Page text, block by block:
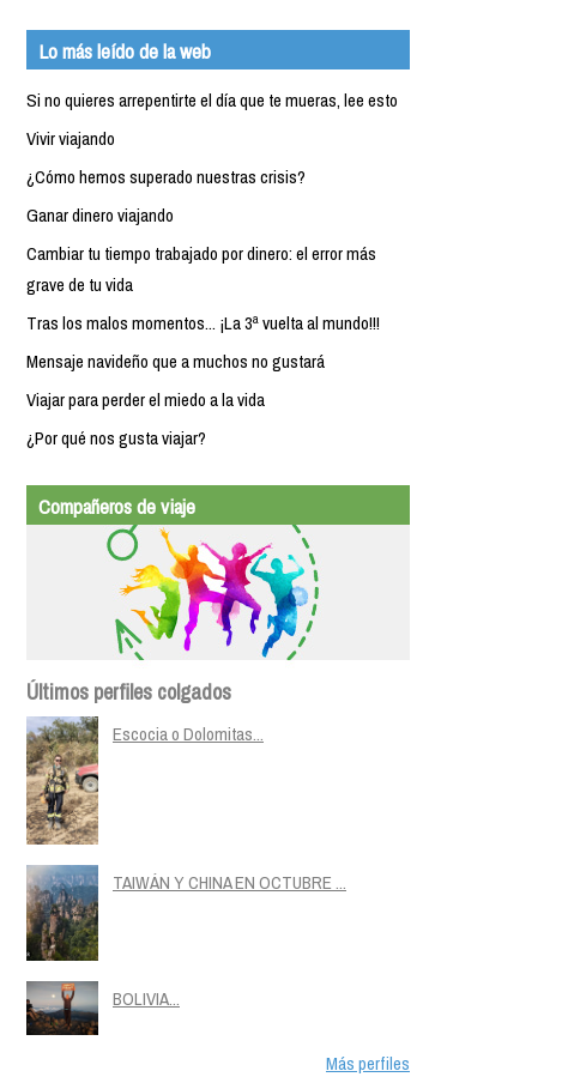
Lo más leído de la web
Si no quieres arrepentirte el día que te mueras, lee esto
Vivir viajando
¿Cómo hemos superado nuestras crisis?
Ganar dinero viajando
Cambiar tu tiempo trabajado por dinero: el error más
grave de tu vida
Tras los malos momentos... ¡La 3ª vuelta al mundo!!!
Mensaje navideño que a muchos no gustará
Viajar para perder el miedo a la vida
¿Por qué nos gusta viajar?
Compañeros de viaje
Últimos perfiles colgados
Escocia o Dolomitas...
TAIWÁN Y CHINA EN OCTUBRE ...
BOLIVIA...
Más perfiles